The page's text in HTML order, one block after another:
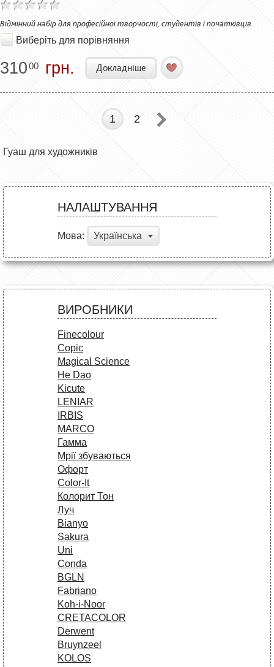
Відмінний набір для професійної творчості, студентів і початківців
Виберіть для порівняння
31000 грн. Докладніше
1 2
Гуаш для художників
НАЛАШТУВАННЯ
Мова: Українська
ВИРОБНИКИ
Finecolour
Copic
Magical Science
He Dao
Kicute
LENIAR
IRBIS
MARCO
Гамма
Мрії збуваються
Офорт
Сolor-It
Колорит Тон
Луч
Bianyo
Sakura
Uni
Conda
BGLN
Fabriano
Koh-i-Noor
CRETACOLOR
Derwent
Bruynzeel
KOLOS